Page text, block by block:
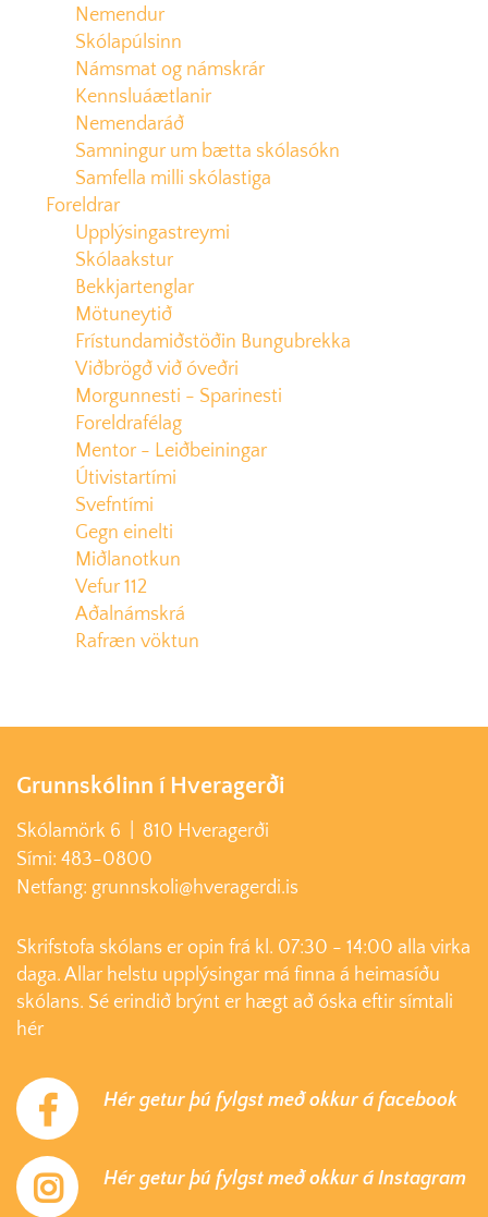
Nemendur
Skólapúlsinn
Námsmat og námskrár
Kennsluáætlanir
Nemendaráð
Samningur um bætta skólasókn
Samfella milli skólastiga
Foreldrar
Upplýsingastreymi
Skólaakstur
Bekkjartenglar
Mötuneytið
Frístundamiðstöðin Bungubrekka
Viðbrögð við óveðri
Morgunnesti - Sparinesti
Foreldrafélag
Mentor - Leiðbeiningar
Útivistartími
Svefntími
Gegn einelti
Miðlanotkun
Vefur 112
Aðalnámskrá
Rafræn vöktun
Grunnskólinn í Hveragerði
Skólamörk 6 | 810 Hveragerði
Sími: 483-0800
Netfang: grunnskoli@hveragerdi.is
Skrifstofa skólans er opin frá kl. 07:30 - 14:00 alla virka
daga. Allar helstu upplýsingar má finna á heimasíðu
skólans. Sé erindið brýnt er hægt að óska eftir símtali
hér
Hér getur þú fylgst með okkur á facebook
Hér getur þú fylgst með okkur á Instagram